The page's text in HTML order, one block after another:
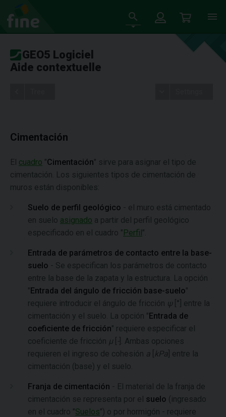
GEO5 Logiciel
Aide contextuelle
Cimentación
El cuadro "Cimentación" sirve para asignar el tipo de
cimentación. Los siguientes tipos de cimentación de
muros están disponibles:
Suelo de perfil geológico - el muro está cimentado
en suelo asignado a partir del perfil geológico
especificado en el cuadro "Perfil".
Entrada de parámetros de contacto entre la base-
suelo - Se especifican los parámetros de contacto
entre la base de la zapata y la estructura. La opción
"Entrada del ángulo de fricción base-suelo"
requiere introducir el ángulo de fricción ψ [°] entre la
cimentación y el suelo. La opción "Entrada de
coeficiente de fricción" requiere especificar el
coeficiente de fricción μ
]. Ambas opciones
requieren el ingreso de cohesión a kPa ] entre la
cimentación (base) y el suelo.
Franja de cimentación - El material de la franja de
cimentación se representa por el suelo (ingresado
en el cuadro "Suelos") o por hormigón - requiere